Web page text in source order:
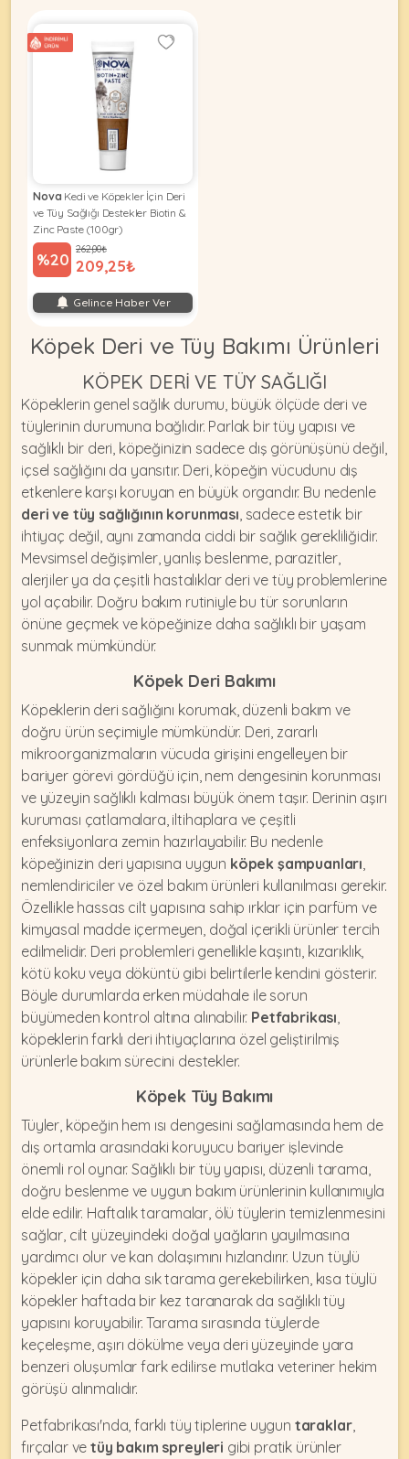
Nova Kedi ve Köpekler İçin Deri
ve Tüy Sağlığı Destekler Biotin &
Zinc Paste (100gr)
%20
262,00₺
209,25₺
Gelince Haber Ver
Köpek Deri ve Tüy Bakımı Ürünleri
KÖPEK DERI VE TÜY SAĞLIĞI
Köpeklerin genel sağlık durumu, büyük ölçüde deri ve
tüylerinin durumuna bağlıdır. Parlak bir tüy yapısı ve
sağlıklı bir deri, köpeğinizin sadece dış görünüşünü değil,
içsel sağlığını da yansıtır. Deri, köpeğin vücudunu dış
etkenlere karşı koruyan en büyük organdır. Bu nedenle
deri ve tüy sağlığının korunması, sadece estetik bir
ihtiyaç değil, aynı zamanda ciddi bir sağlık gerekliliğidir.
Mevsimsel değişimler, yanlış beslenme, parazitler,
alerjiler ya da çeşitli hastalıklar deri ve tüy problemlerine
yol açabilir. Doğru bakım rutiniyle bu tür sorunların
önüne geçmek ve köpeğinize daha sağlıklı bir yaşam
sunmak mümkündür.
Köpek Deri Bakımı
Köpeklerin deri sağlığını korumak, düzenli bakım ve
doğru ürün seçimiyle mümkündür. Deri, zararlı
mikroorganizmaların vücuda girişini engelleyen bir
bariyer görevi gördüğü için, nem dengesinin korunması
ve yüzeyin sağlıklı kalması büyük önem taşır. Derinin aşırı
kuruması çatlamalara, iltihaplara ve çeşitli
enfeksiyonlara zemin hazırlayabilir. Bu nedenle
köpeğinizin deri yapısına uygun köpek şampuanları,
nemlendiriciler ve özel bakım ürünleri kullanılması gerekir.
Özellikle hassas cilt yapısına sahip ırklar için parfüm ve
kimyasal madde içermeyen, doğal içerikli ürünler tercih
edilmelidir. Deri problemleri genellikle kaşıntı, kızarıklık,
kötü koku veya döküntü gibi belirtilerle kendini gösterir.
Böyle durumlarda erken müdahale ile sorun
büyümeden kontrol altına alınabilir. Petfabrikası,
köpeklerin farklı deri ihtiyaçlarına özel geliştirilmiş
ürünlerle bakım sürecini destekler.
Köpek Tüy Bakımı
Tüyler, köpeğin hem ısı dengesini sağlamasında hem de
dış ortamla arasındaki koruyucu bariyer işlevinde
önemli rol oynar. Sağlıklı bir tüy yapısı, düzenli tarama,
doğru beslenme ve uygun bakım ürünlerinin kullanımıyla
elde edilir. Haftalık taramalar, ölü tüylerin temizlenmesini
sağlar, cilt yüzeyindeki doğal yağların yayılmasına
yardımcı olur ve kan dolaşımını hızlandırır. Uzun tüylü
köpekler için daha sık tarama gerekebilirken, kısa tüylü
köpekler haftada bir kez taranarak da sağlıklı tüy
yapısını koruyabilir. Tarama sırasında tüylerde
keçeleşme, aşırı dökülme veya deri yüzeyinde yara
benzeri oluşumlar fark edilirse mutlaka veteriner hekim
görüşü alınmalıdır.
Petfabrikası'nda, farklı tüy tiplerine uygun taraklar,
fırçalar vetüy bakım spreyleri gibi pratik ürünler